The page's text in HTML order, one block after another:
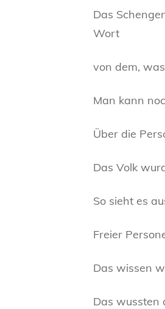
Das
Wort
von dem,
Man kann
Über die
Das Volk
So sieht es
Freier
Das wissen
Das wussten